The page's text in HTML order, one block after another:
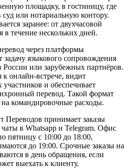
площадку, в гостиницу, где
суд или нотариальную контору.
заранее: от двухчасовой
в течение нескольких дней.
через платформы
языкового сопровождения
России или зарубежных партнёров.
онлайн-встрече, видит
и обеспечивает
перевод. Такой формат
командировочные расходы.
Переводов принимает заказы
чаты в Whatsapp и Telegram. Офис
пятницу с 10:00 до 18:00,
до 19:00. Срочные заказы на
в день обращения, если
выехать к клиенту.